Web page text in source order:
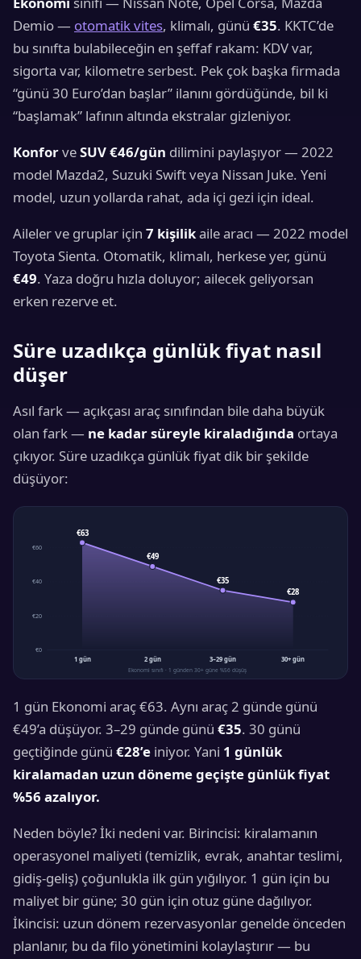
Demio — otomatik vites, klimalı, günü €35. KKTC’de
bu sınıfta bulabileceğin en şeffaf rakam: KDV var,
sigorta var, kilometre serbest. Pek çok başka firmada
“günü 30 Euro’dan başlar” ilanını gördüğünde, bil ki
“başlamak” lafının altında ekstralar gizleniyor.
KonforveSUV€46/gün dilimini paylaşıyor — 2022
model Mazda2, Suzuki Swift veya Nissan Juke. Yeni
model, uzun yollarda rahat, ada içi gezi için ideal.
Aileler ve gruplar için 7 kişilikaile aracı — 2022 model
Toyota Sienta. Otomatik, klimalı, herkese yer, günü
€49. Yaza doğru hızla doluyor; ailecek geliyorsan
erken rezerve et.
Süre uzadıkça günlük fiyat nasıl
düşer
Asıl fark — açıkçası araç sınıfından bile daha büyük
olan fark — ne kadar süreyle kiraladığında ortaya
çıkıyor. Süre uzadıkça günlük fiyat dik bir şekilde
düşüyor:
€0
€20
€40
€60
€63
€49
€35
€28
1 gün 2 gün 3–29 gün 30+ gün
Ekonomi sınıfı · 1 günden 30+ güne %56 düşüş
1 gün Ekonomi araç €63. Aynı araç 2 günde günü
€49’a düşüyor. 3–29 günde günü €35. 30 günü
geçtiğinde günü €28’e iniyor. Yani 1 günlük
kiralamadan uzun döneme geçişte günlük fiyat
%56 azalıyor.
Neden böyle? İki nedeni var. Birincisi: kiralamanın
operasyonel maliyeti (temizlik, evrak, anahtar teslimi,
gidiş-geliş) çoğunlukla ilk gün yığılıyor. 1 gün için bu
maliyet bir güne; 30 gün için otuz güne dağılıyor.
İkincisi: uzun dönem rezervasyonlar genelde önceden
planlanır, bu da filo yönetimini kolaylaştırır — bu